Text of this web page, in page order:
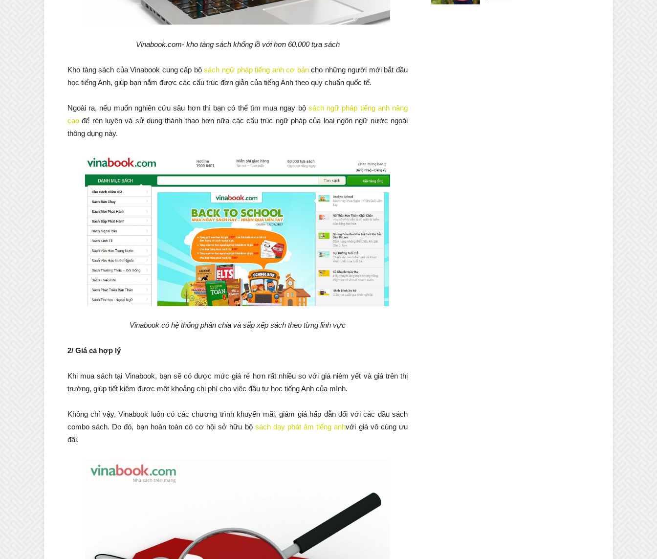
Vinabook.com- kho tàng sách khổng lồ với hơn 60.000 tựa sách
Kho tàng sách của Vinabook cung cấp bộsách ngữ pháp tiếng anh cơ bảncho những người mới bắt đầu
học tiếng Anh, giúp bạn nắm được các cấu trúc đơn giản của tiếng Anh theo quy chuẩn quốc tế.
Ngoài ra, nếu muốn nghiên cứu sâu hơn thì bạn có thể tìm mua ngay bộ sách ngữ pháp tiếng anh nâng
cao để rèn luyện và sử dụng thành thạo hơn nữa các cấu trúc ngữ pháp của loại ngôn ngữ nước ngoài
thông dụng này.
Vinabook có hệ thống phân chia và sắp xếp sách theo từng lĩnh vực
2/ Giá cả hợp lý
Khi mua sách tại Vinabook, bạn sẽ có được mức giá rẻ hơn rất nhiều so với giá niêm yết và giá trên thị
trường, giúp tiết kiệm được một khoảng chi phí cho việc đầu tư học tiếng Anh của mình.
Không chỉ vậy, Vinabook luôn có các chương trình khuyến mãi, giảm giá hấp dẫn đối với các đầu sách
combo sách. Do đó, bạn hoàn toàn có cơ hội sở hữu bộ sách dạy phát âm tiếng anhvới giá vô cùng ưu
đãi.